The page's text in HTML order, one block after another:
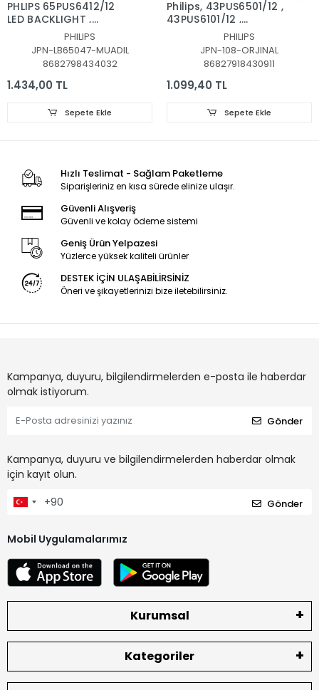
PHLIPS 65PUS6412/12
LED BACKLIGHT ,
65PUS6523,
65PUS6162/12,
65PUS6262,
65PUS6703,
65PUS6753, LED BAR,
LB65047 V1_03,
TPT650UA-QVN06
PHILIPS
JPN-LB65047-MUADIL
8682798434032
1.434,00 TL
Sepete Ekle
Philips, 43PUS6501/12 ,
43PUS6101/12 ,
43PUS6201/12,
43PUS7202,
43PUS6551, LED BAR
TAKIMI, ORJİNALİ
PHILIPS, LB43014, GJ-
PHILIPS
JPN-108-ORJINAL
86827918430911
1.099,40 TL
Sepete Ekle
Hızlı Teslimat - Sağlam Paketleme
Siparişleriniz en kısa sürede elinize ulaşır.
Güvenli Alışveriş
Güvenli ve kolay ödeme sistemi
Geniş Ürün Yelpazesi
Yüzlerce yüksek kaliteli ürünler
DESTEK İÇİN ULAŞABİLİRSİNİZ
Öneri ve şikayetlerinizi bize iletebilirsiniz.
Kampanya, duyuru, bilgilendirmelerden e-posta ile haberdar
olmak istiyorum.
Gönder
Kampanya, duyuru ve bilgilendirmelerden haberdar olmak
için kayıt olun.
Gönder
Mobil Uygulamalarımız
Kurumsal
Kategoriler